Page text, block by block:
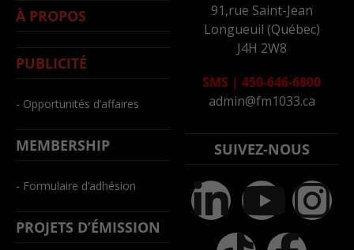
À PROPOS
PUBLICITÉ
- Opportunités d’affaires
MEMBERSHIP
- Formulaire d’adhésion
PROJETS D’ÉMISSION
91,rue Saint-Jean
Longueuil (Québec)
J4H 2W8
SMS | 450-646-6800
admin@fm1033.ca
SUIVEZ-NOUS